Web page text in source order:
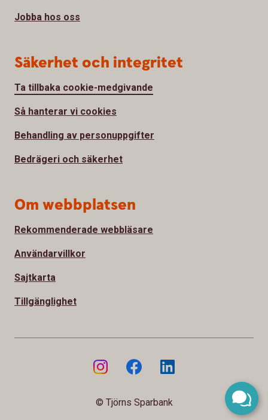
Jobba hos oss
Säkerhet och integritet
Ta tillbaka cookie-medgivande
Så hanterar vi cookies
Behandling av personuppgifter
Bedrägeri och säkerhet
Om webbplatsen
Rekommenderade webbläsare
Användarvillkor
Sajtkarta
Tillgänglighet
© Tjörns Sparbank